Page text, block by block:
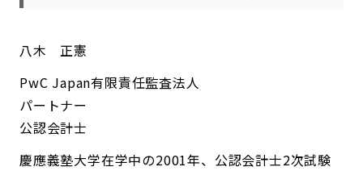
八木 正憲
PwC Japan有限責任監査法人
パートナー
公認会計士
慶應義塾大学在学中の2001年、公認会計士2次試験